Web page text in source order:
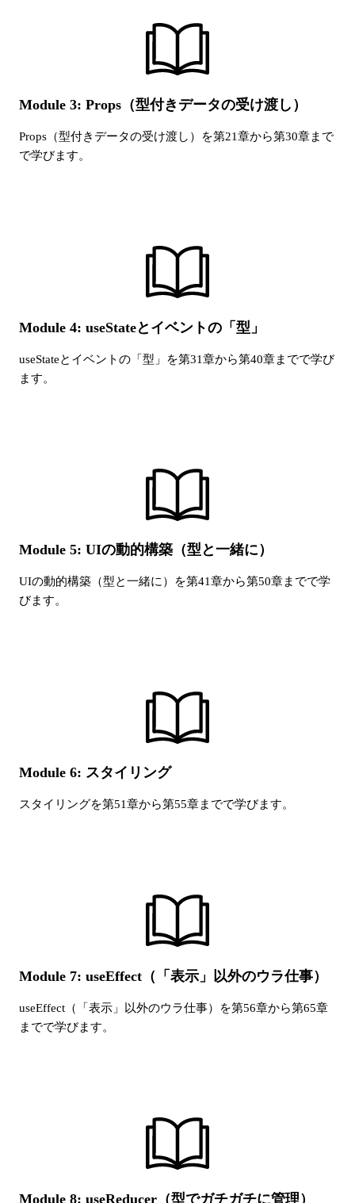
Module 3: Props（型付きデータの受け渡し）
Props（型付きデータの受け渡し） を第21章から第30章まで
で学びます。
Module 4: useStateとイベントの「型」
useStateとイベントの「型」 を第31章から第40章までで学び
ます。
Module 5: UIの動的構築（型と一緒に）
UIの動的構築（型と一緒に） を第41章から第50章までで学
びます。
Module 6: スタイリング
スタイリングを第51章から第55章までで学びます。
Module 7: useEffect（「表示」以外のウラ仕事）
useEffect（「表示」以外のウラ仕事） を第56章から第65章
までで学びます。
Module 8: useReducer（型でガチガチに管理）